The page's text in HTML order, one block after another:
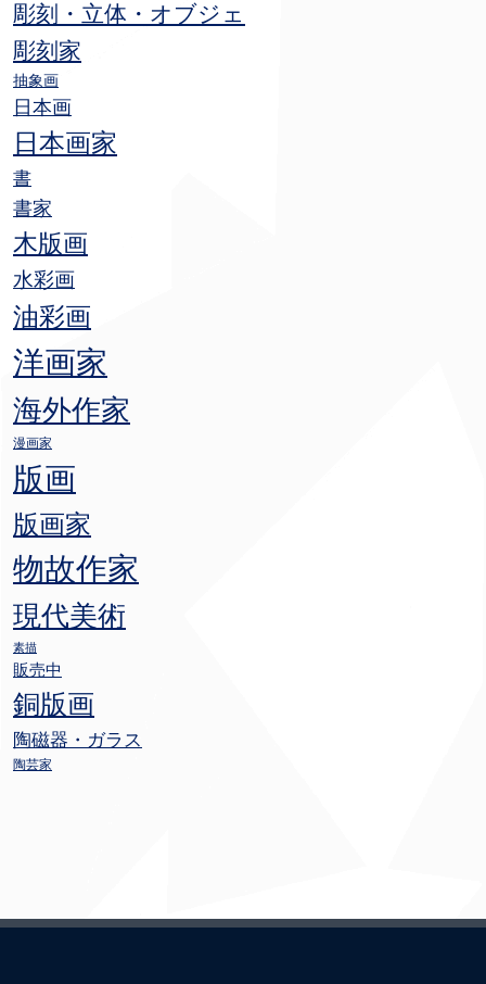
彫刻・立体・オブジェ
彫刻家
抽象画
日本画
日本画家
書
書家
木版画
水彩画
油彩画
洋画家
海外作家
漫画家
版画
版画家
物故作家
現代美術
素描
販売中
銅版画
陶磁器・ガラス
陶芸家